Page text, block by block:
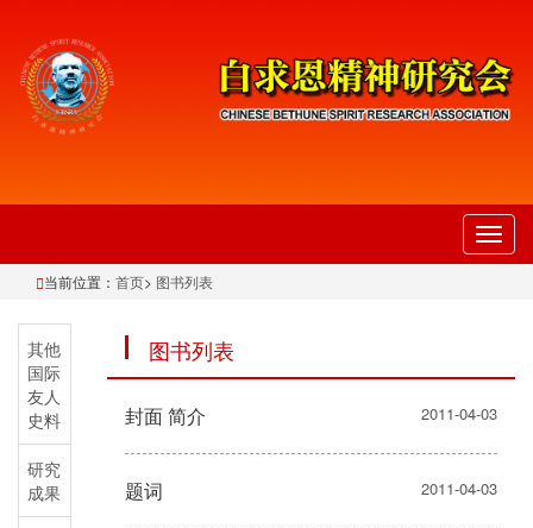
切
换
当前位置： 首页> 图书列表
其他
国际
友人
史料
研究
成果
图书列表
封面 简介 2011-04-03
题词 2011-04-03